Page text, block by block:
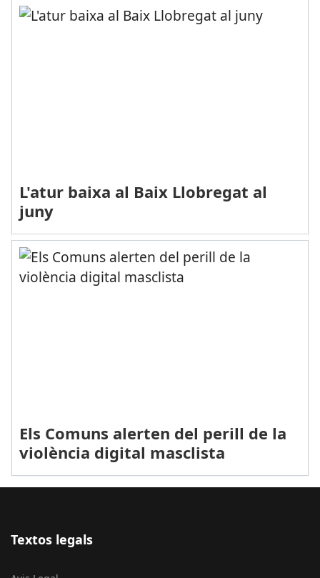
L'atur baixa al Baix Llobregat al
juny
Els Comuns alerten del perill de la
violència digital masclista
Textos legals